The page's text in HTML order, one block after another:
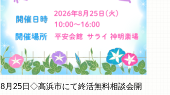
8月25日◇高浜市にて終活無料相談会開